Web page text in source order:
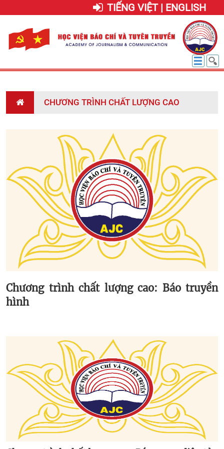
TIẾNG VIỆT | ENGLISH
CHƯƠNG TRÌNH CHẤT LƯỢNG CAO
Chương trình chất lượng cao: Báo truyền
hình